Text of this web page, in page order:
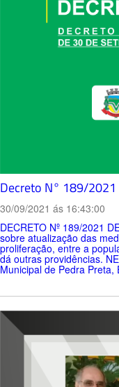
Decreto N° 189/
30/09/2021 ás 16:43:00
DECRETO Nº 189/2021
sobre atualização das
proliferação, entre a
dá outras providências.
Municipal de Pedra Preta,